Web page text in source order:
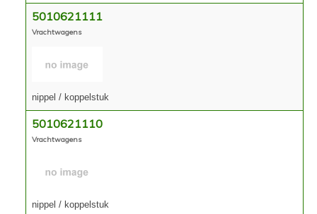
5010621111
Vrachtwagens
nippel / koppelstuk
5010621110
Vrachtwagens
nippel / koppelstuk